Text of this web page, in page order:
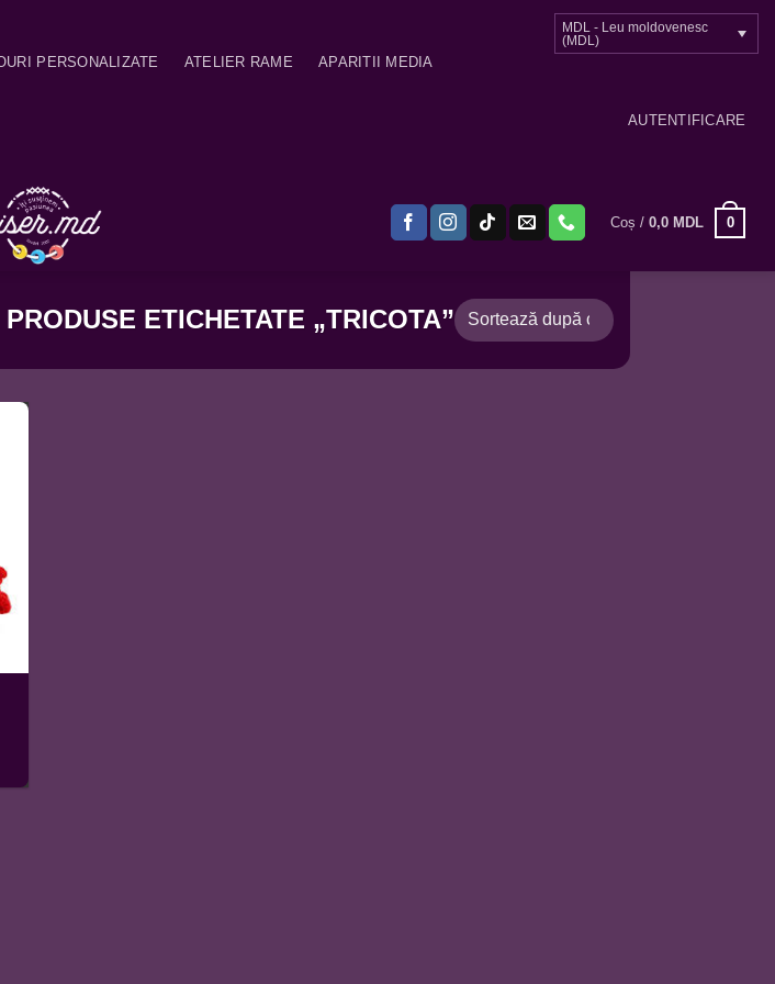
PERSONALIZATE ATELIER RAME APARITII MEDIA
MDL - Leu moldovenesc
(MDL)
AUTENTIFICARE
Coș /0,0 MDL 0
PRODUSE ETICHETATE „TRICOTA”